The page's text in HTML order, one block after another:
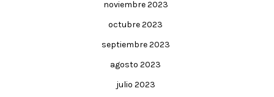
noviembre 2023
octubre 2023
septiembre 2023
agosto 2023
julio 2023